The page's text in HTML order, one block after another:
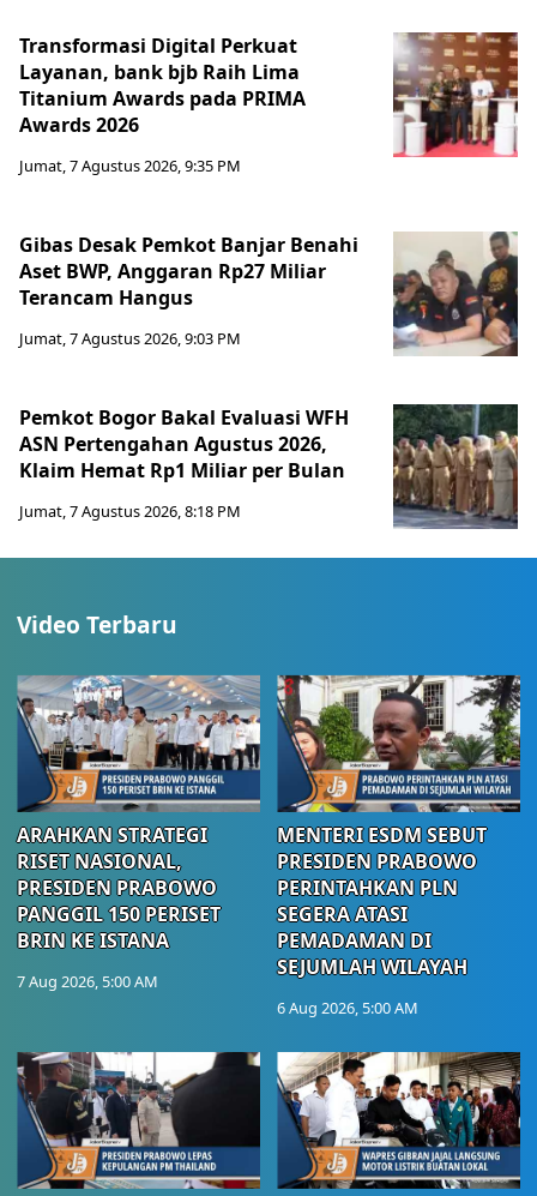
Transformasi Digital Perkuat
Layanan, bank bjb Raih Lima
Titanium Awards pada PRIMA
Awards 2026
Jumat, 7 Agustus 2026, 9:35 PM
Gibas Desak Pemkot Banjar Benahi
Aset BWP, Anggaran Rp27 Miliar
Terancam Hangus
Jumat, 7 Agustus 2026, 9:03 PM
Pemkot Bogor Bakal Evaluasi WFH
ASN Pertengahan Agustus 2026,
Klaim Hemat Rp1 Miliar per Bulan
Jumat, 7 Agustus 2026, 8:18 PM
Video Terbaru
ARAHKAN STRATEGI
RISET NASIONAL,
PRESIDEN PRABOWO
PANGGIL 150 PERISET
BRIN KE ISTANA
7 Aug 2026, 5:00 AM
MENTERI ESDM SEBUT
PRESIDEN PRABOWO
PERINTAHKAN PLN
SEGERA ATASI
PEMADAMAN DI
SEJUMLAH WILAYAH
6 Aug 2026, 5:00 AM